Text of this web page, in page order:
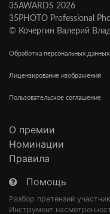
35AWARDS 2026
35PHOTO Professional
© Кочергин Валерий
Обработка персональных
Лицензирование изображений
Пользовательское соглашение
О премии
Номинации
Правила
Помощь
Разбор претензий
Инструмент